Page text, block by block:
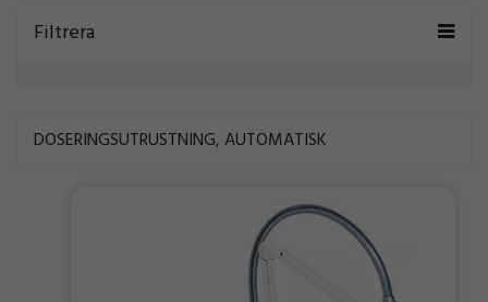
Filtrera
DOSERINGSUTRUSTNING, AUTOMATISK